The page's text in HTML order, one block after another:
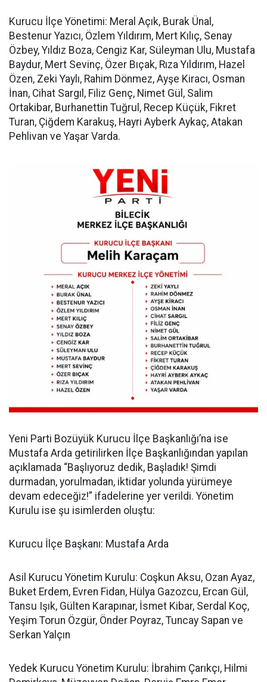
Kurucu İlçe Yönetimi: Meral Açık, Burak Ünal,
Bestenur Yazıcı, Özlem Yıldırım, Mert Kılıç, Senay
Özbey, Yıldız Boza, Cengiz Kar, Süleyman Ulu, Mustafa
Baydur, Mert Sevinç, Özer Bıçak, Rıza Yıldırım, Hazel
Özen, Zeki Yaylı, Rahim Dönmez, Ayşe Kiracı, Osman
İnan, Cihat Sargıl, Filiz Genç, Nimet Gül, Salim
Ortakibar, Burhanettin Tuğrul, Recep Küçük, Fikret
Turan, Çiğdem Karakuş, Hayri Ayberk Aykaç, Atakan
Pehlivan ve Yaşar Varda.
Yeni Parti Bozüyük Kurucu İlçe Başkanlığı’na ise
Mustafa Arda getirilirken İlçe Başkanlığından yapılan
açıklamada “Başlıyoruz dedik, Başladık! Şimdi
durmadan, yorulmadan, iktidar yolunda yürümeye
devam edeceğiz!” ifadelerine yer verildi. Yönetim
Kurulu ise şu isimlerden oluştu:
Kurucu İlçe Başkanı: Mustafa Arda
Asil Kurucu Yönetim Kurulu: Coşkun Aksu, Ozan Ayaz,
Buket Erdem, Evren Fidan, Hülya Gazozcu, Ercan Gül,
Tansu Işık, Gülten Karapınar, İsmet Kibar, Serdal Koç,
Yeşim Torun Özgür, Önder Poyraz, Tuncay Sapan ve
Serkan Yalçın
Yedek Kurucu Yönetim Kurulu: İbrahim Çarıkçı, Hilmi